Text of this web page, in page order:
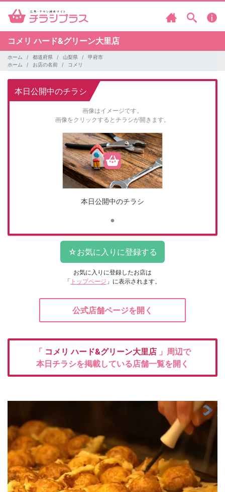
コメリハード&グリーン大里店
ホーム 都道府県 山梨県
甲府市
ホーム
お店の名前 コメリ
本日公開中のチラシ
画像はイメージです。
画像をクリックするとチラシが開きます。
本日公開中のチラシ
お気に入りに登録したお店は
「 トップページ 」に表示されます。
公式店舗ページを開く
「 コメリハード&グリーン大里店 」周辺で
本日チラシを掲載している店舗一覧を開く